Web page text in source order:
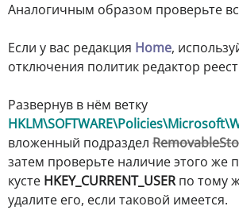
Аналогичным образом проверьте
Если у вас редакция Home,
отключения политик редактор
Развернув в нём ветку
вложенный подраздел
затем проверьте наличие этого же
кусте HKEY_CURRENT_USERпо тому
удалите его, если таковой имеется.